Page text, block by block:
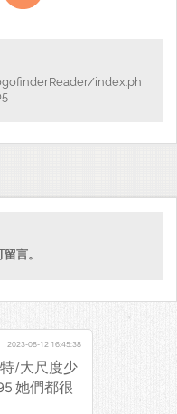
index.ph
言。
2023-08-12 16:45:38
/大尺度少
她們都很